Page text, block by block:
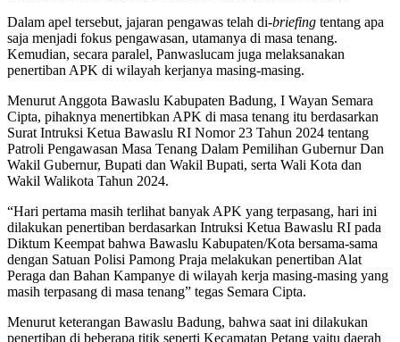
Dalam apel tersebut, jajaran pengawas telah di-briefing tentang apa
saja menjadi fokus pengawasan, utamanya di masa tenang.
Kemudian, secara paralel, Panwaslucam juga melaksanakan
penertiban APK di wilayah kerjanya masing-masing.
Menurut Anggota Bawaslu Kabupaten Badung, I Wayan Semara
Cipta, pihaknya menertibkan APK di masa tenang itu berdasarkan
Surat Intruksi Ketua Bawaslu RI Nomor 23 Tahun 2024 tentang
Patroli Pengawasan Masa Tenang Dalam Pemilihan Gubernur Dan
Wakil Gubernur, Bupati dan Wakil Bupati, serta Wali Kota dan
Wakil Walikota Tahun 2024.
“Hari pertama masih terlihat banyak APK yang terpasang, hari ini
dilakukan penertiban berdasarkan Intruksi Ketua Bawaslu RI pada
Diktum Keempat bahwa Bawaslu Kabupaten/Kota bersama-sama
dengan Satuan Polisi Pamong Praja melakukan penertiban Alat
Peraga dan Bahan Kampanye di wilayah kerja masing-masing yang
masih terpasang di masa tenang” tegas Semara Cipta.
Menurut keterangan Bawaslu Badung, bahwa saat ini dilakukan
penertiban di beberapa titik seperti Kecamatan Petang yaitu daerah